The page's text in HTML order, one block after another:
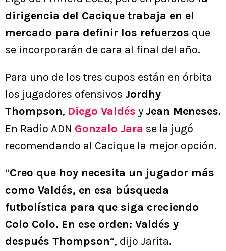
dirigencia del Cacique trabaja en el
mercado para definir los refuerzos que
se incorporarán de cara al final del año.
Para uno de los tres cupos están en órbita
los jugadores ofensivos Jordhy
Thompson, Diego Valdés y Jean Meneses.
En Radio ADN Gonzalo Jara se la jugó
recomendando al Cacique la mejor opción.
“Creo que hoy necesita un jugador más
como Valdés, en esa búsqueda
futbolística para que siga creciendo
Colo Colo. En ese orden: Valdés y
después Thompson“, dijo Jarita.